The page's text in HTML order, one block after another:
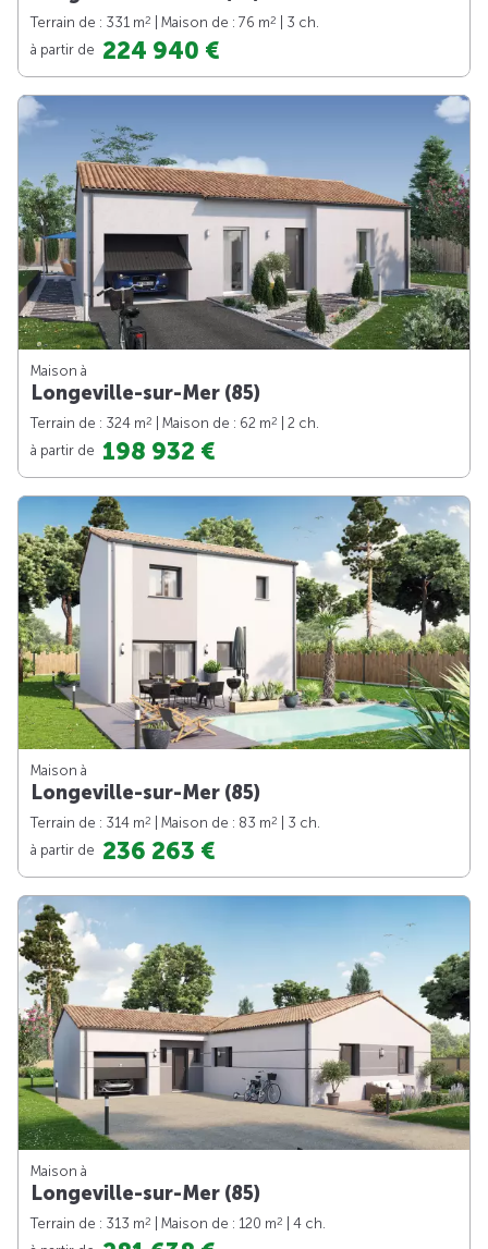
Terrain de : 331 m2 | Maison de : 76 m2
| 3 ch.
à partir de 224 940 €
Maison à
Longeville-sur-Mer (85)
Terrain de : 324 m2 | Maison de : 62 m2
| 2 ch.
à partir de 198 932 €
Maison à
Longeville-sur-Mer (85)
Terrain de : 314 m2 | Maison de : 83 m2
| 3 ch.
à partir de 236 263 €
Maison à
Longeville-sur-Mer (85)
Terrain de : 313 m2 | Maison de : 120 m2
| 4 ch.